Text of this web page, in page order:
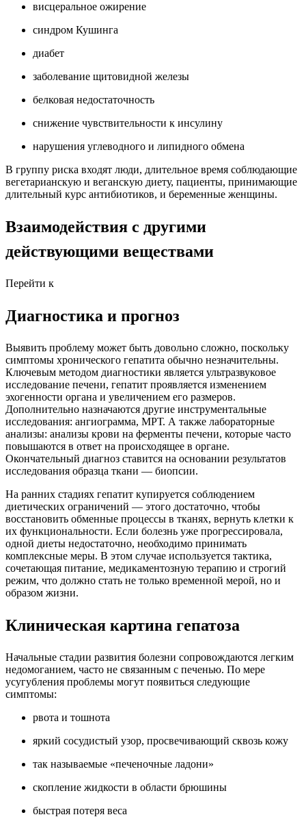
висцеральное ожирение
синдром Кушинга
диабет
заболевание щитовидной железы
белковая недостаточность
снижение чувствительности к инсулину
нарушения углеводного и липидного обмена
В группу риска входят люди, длительное время соблюдающие
вегетарианскую и веганскую диету, пациенты, принимающие
длительный курс антибиотиков, и беременные женщины.
Взаимодействия с другими
действующими веществами
Перейти к
Диагностика и прогноз
Выявить проблему может быть довольно сложно, поскольку
симптомы хронического гепатита обычно незначительны.
Ключевым методом диагностики является ультразвуковое
исследование печени, гепатит проявляется изменением
эхогенности органа и увеличением его размеров.
Дополнительно назначаются другие инструментальные
исследования: ангиограмма, МРТ. А также лабораторные
анализы: анализы крови на ферменты печени, которые часто
повышаются в ответ на происходящее в органе.
Окончательный диагноз ставится на основании результатов
исследования образца ткани — биопсии.
На ранних стадиях гепатит купируется соблюдением
диетических ограничений — этого достаточно, чтобы
восстановить обменные процессы в тканях, вернуть клетки к
их функциональности. Если болезнь уже прогрессировала,
одной диеты недостаточно, необходимо принимать
комплексные меры. В этом случае используется тактика,
сочетающая питание, медикаментозную терапию и строгий
режим, что должно стать не только временной мерой, но и
образом жизни.
Клиническая картина гепатоза
Начальные стадии развития болезни сопровождаются легким
недомоганием, часто не связанным с печенью. По мере
усугубления проблемы могут появиться следующие
симптомы:
рвота и тошнота
яркий сосудистый узор, просвечивающий сквозь кожу
так называемые «печеночные ладони»
скопление жидкости в области брюшины
быстрая потеря веса